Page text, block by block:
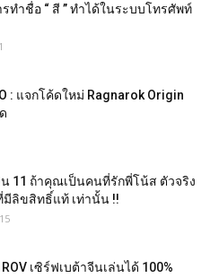
รทำชื่อ “ สี ” ทำได้ในระบบโทรศัพท์
: แจกโค้ดใหม่ Ragnarok Origin
น 11 ถ้าคุณเป็นคนที่รักพี่โน้ส ตัวจริง
มีลิขสิทธิ์แท้ เท่านั้น !!
เซิร์ฟเบต้าจีนเล่นได้ 100%